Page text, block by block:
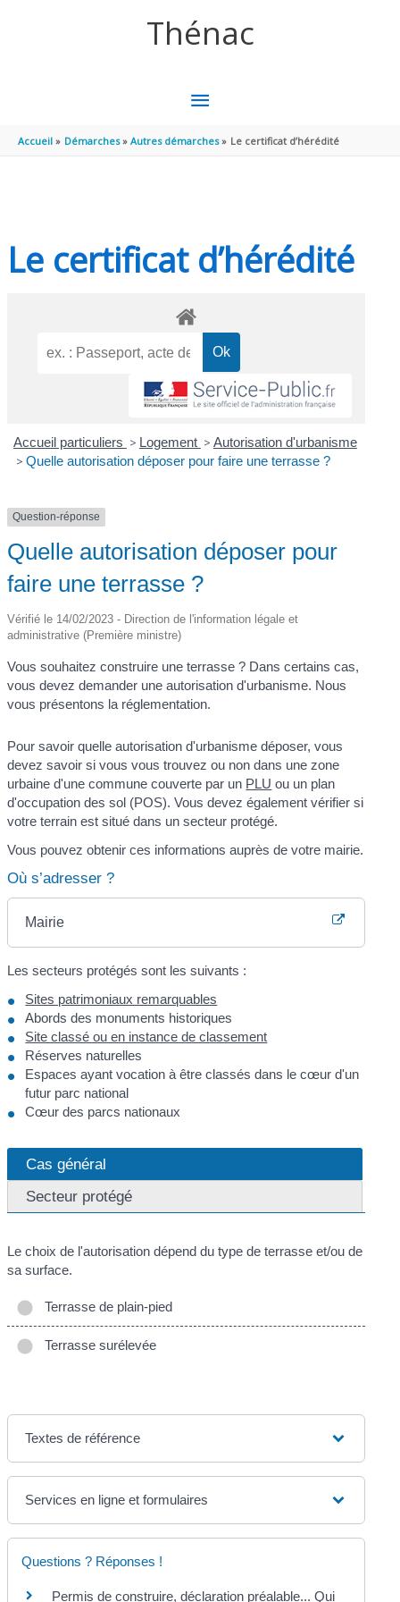
Thénac
MENU
PRINCIPAL
Accueil Démarches Autres démarches Le certificat d’hérédité
Le certificat d’hérédité
Accueil particuliers > Logement > Autorisation d'urbanisme
> Quelle autorisation déposer pour faire une terrasse ?
Question-réponse
Quelle autorisation déposer pour
faire une terrasse ?
Vérifié le 14/02/2023 - Direction de l'information légale et
administrative (Première ministre)
Vous souhaitez construire une terrasse ? Dans certains cas,
vous devez demander une autorisation d'urbanisme. Nous
vous présentons la réglementation.
Pour savoir quelle autorisation d'urbanisme déposer, vous
devez savoir si vous vous trouvez ou non dans une zone
urbaine d'une commune couverte par un PLU ou un plan
d'occupation des sol (POS). Vous devez également vérifier si
votre terrain est situé dans un secteur protégé.
Vous pouvez obtenir ces informations auprès de votre mairie.
Où s’adresser ?
Mairie
Les secteurs protégés sont les suivants :
Sites patrimoniaux remarquables
Abords des monuments historiques
Site classé ou en instance de classement
Réserves naturelles
Espaces ayant vocation à être classés dans le cœur d'un
futur parc national
Cœur des parcs nationaux
Cas général
Secteur protégé
Le choix de l'autorisation dépend du type de terrasse et/ou de
sa surface.
Terrasse de plain-pied
Terrasse surélevée
Textes de référence
Services en ligne et formulaires
Questions ? Réponses !
Permis de construire, déclaration préalable... Qui